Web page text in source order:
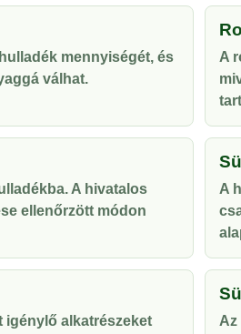
mennyiségét, és
válhat.
A
A hivatalos
ellenőrzött módon
A
igénylő alkatrészeket
Az